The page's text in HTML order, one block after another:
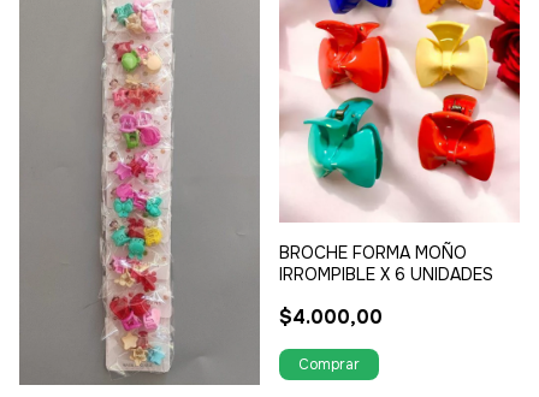
BROCHE FORMA MOÑO
IRROMPIBLE X 6 UNIDADES
$4.000,00